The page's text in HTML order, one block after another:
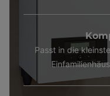
Passt in die